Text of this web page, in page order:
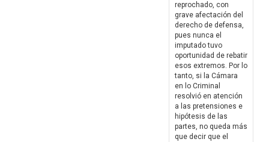
reprochado, con
grave afectación del
derecho de defensa,
pues nunca el
imputado tuvo
oportunidad de rebatir
esos extremos. Por lo
tanto, si la Cámara
en lo Criminal
resolvió en atención
a las pretensiones e
hipótesis de las
partes, no queda más
que decir que el